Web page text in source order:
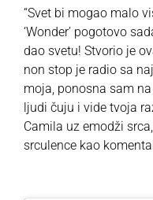
“Svet bi mogao malo
‘Wonder’ pogotovo
dao svetu! Stvorio je
non stop je radio sa
moja, ponosna sam
ljudi čuju i vide tvoja
Camila uz emodži
srculence kao